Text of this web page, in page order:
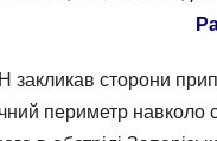
сторони
периметр навколо